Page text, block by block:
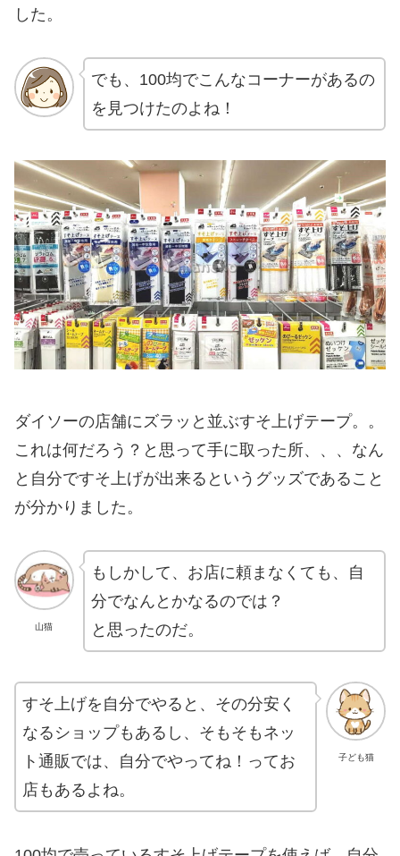
した。
でも、100均でこんなコーナーがあるの
を見つけたのよね！
ダイソーの店舗にズラッと並ぶすそ上げテープ。。
これは何だろう？と思って手に取った所、、、なん
と自分ですそ上げが出来るというグッズであること
が分かりました。
山猫
もしかして、お店に頼まなくても、自
分でなんとかなるのでは？
と思ったのだ。
子ども猫
すそ上げを自分でやると、その分安く
なるショップもあるし、そもそもネッ
ト通販では、自分でやってね！ってお
店もあるよね。